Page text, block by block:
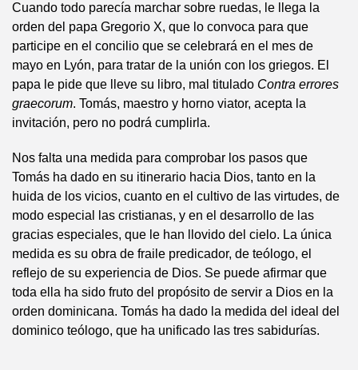
Cuando todo parecía marchar sobre ruedas, le llega la
orden del papa Gregorio X, que lo convoca para que
participe en el concilio que se celebrará en el mes de
mayo en Lyón, para tratar de la unión con los griegos. El
papa le pide que lleve su libro, mal titulado Contra errores
graecorum. Tomás, maestro y horno viator, acepta la
invitación, pero no podrá cumplirla.
Nos falta una medida para comprobar los pasos que
Tomás ha dado en su itinerario hacia Dios, tanto en la
huida de los vicios, cuanto en el cultivo de las virtudes, de
modo especial las cristianas, y en el desarrollo de las
gracias especiales, que le han llovido del cielo. La única
medida es su obra de fraile predicador, de teólogo, el
reflejo de su experiencia de Dios. Se puede afirmar que
toda ella ha sido fruto del propósito de servir a Dios en la
orden dominicana. Tomás ha dado la medida del ideal del
dominico teólogo, que ha unificado las tres sabidurías.